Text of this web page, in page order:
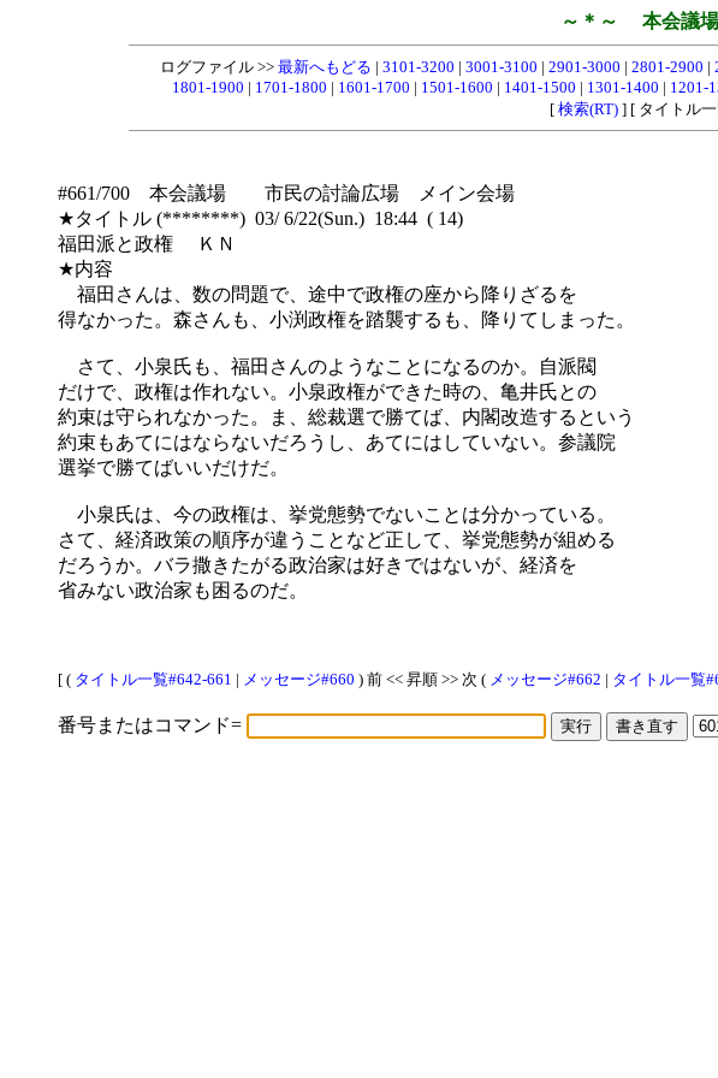
～＊～ 本会議
ログファイル >> 最新へもどる | 3101-3200 | 3001-3100 | 2901-3000 | 2801-2900 |
1801-1900 | 1701-1800 | 1601-1700 | 1501-1600 | 1401-1500 | 1301-1400 | 1201-
[ 検索(RT)] [ タイトル
#661/700 本会議場 市民の討論広場 メイン会場
★タイトル (********) 03/ 6/22(Sun.) 18:44 ( 14)
福田派と政権 ＫＮ
★内容
福田さんは、数の問題で、途中で政権の座から降りざるを
得なかった。森さんも、小渕政権を踏襲するも、降りてしまった。
さて、小泉氏も、福田さんのようなことになるのか。自派閥
だけで、政権は作れない。小泉政権ができた時の、亀井氏との
約束は守られなかった。ま、総裁選で勝てば、内閣改造するという
約束もあてにはならないだろうし、あてにはしていない。参議院
選挙で勝てばいいだけだ。
小泉氏は、今の政権は、挙党態勢でないことは分かっている。
さて、経済政策の順序が違うことなど正して、挙党態勢が組める
だろうか。バラ撒きたがる政治家は好きではないが、経済を
省みない政治家も困るのだ。
[ ( タイトル一覧#642-661 | メッセージ#660 ) 前 << 昇順 >> 次 ( メッセージ#662 | タイトル一覧
番号またはコマンド=